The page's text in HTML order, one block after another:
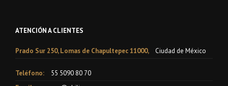
ATENCIÓN A CLIENTES
Prado Sur 250, Lomas de Chapultepec 11000, Ciudad de México
Teléfono:
55 5090 80 70